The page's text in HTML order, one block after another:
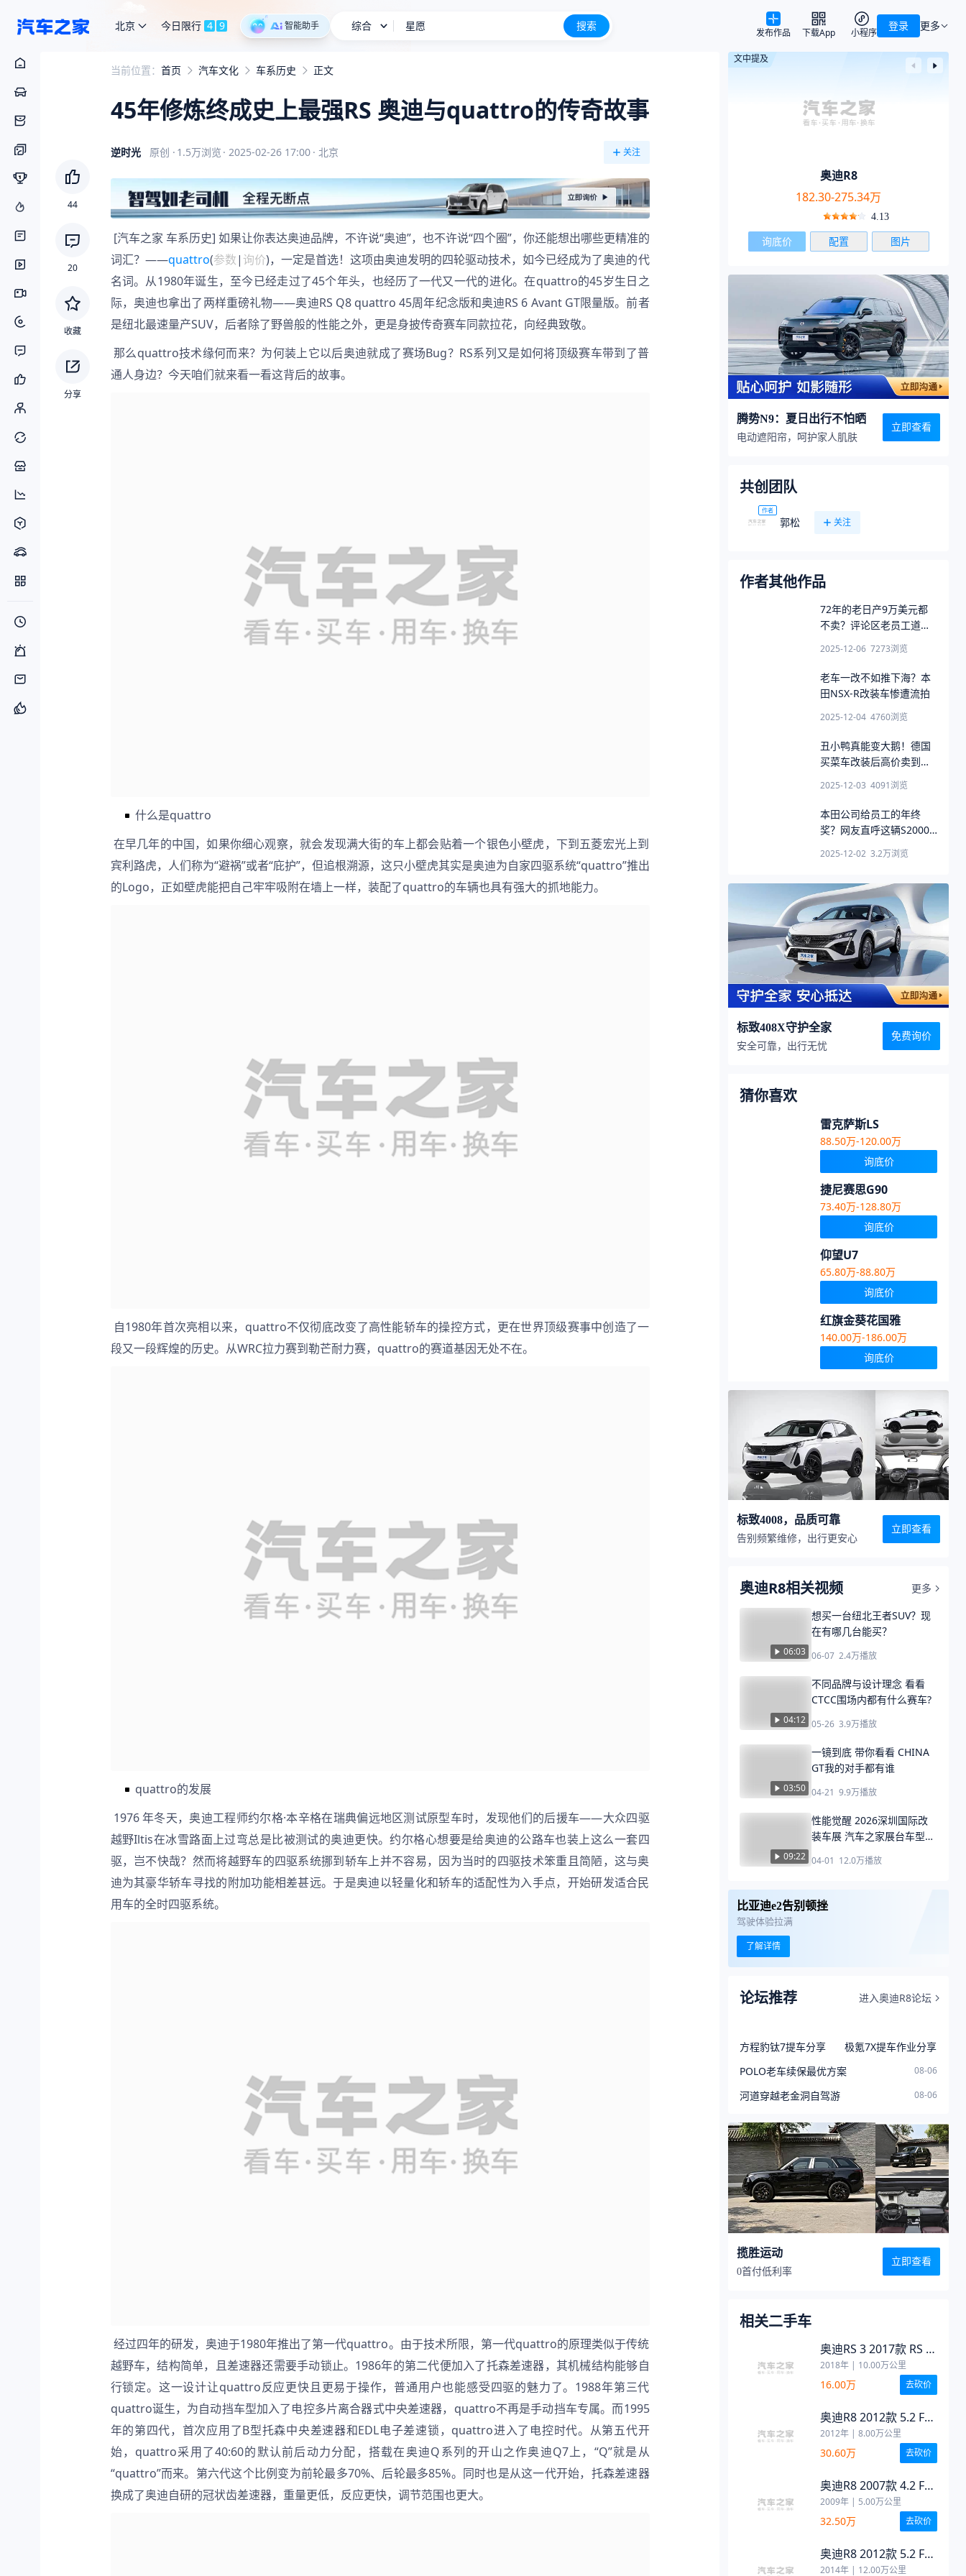
北京 今日限行 4 9 智能助手 综合 星愿 搜索 更多
登录
发布作品 下载App 小程序
44
20
收藏
分享
当前位置： 首页 汽车文化 车系历史 正文
45年修炼终成史上最强RS 奥迪与quattro的传奇故事
逆时光 原创 · 1.5万浏览 · 2025-02-26 17:00 · 北京 关注
词汇？——quattro(参数| 询价)，一定是首选！这项由奥迪发明的四轮驱动技术，如今已经成为了奥迪的代
名词。从1980年诞生，至今已经走过了45个年头，也经历了一代又一代的进化。在quattro的45岁生日之
际，奥迪也拿出了两样重磅礼物——奥迪RS Q8 quattro 45周年纪念版和奥迪RS 6 Avant GT限量版。前者
是纽北最速量产SUV，后者除了野兽般的性能之外，更是身披传奇赛车同款拉花，向经典致敬。
通人身边？今天咱们就来看一看这背后的故事。
什么是quattro
宾利路虎，人们称为“避祸”或者“庇护”，但追根溯源，这只小壁虎其实是奥迪为自家四驱系统“quattro”推出
的Logo，正如壁虎能把自己牢牢吸附在墙上一样，装配了quattro的车辆也具有强大的抓地能力。
段又一段辉煌的历史。从WRC拉力赛到勒芒耐力赛，quattro的赛道基因无处不在。
quattro的发展
越野Iltis在冰雪路面上过弯总是比被测试的奥迪更快。约尔格心想要是给奥迪的公路车也装上这么一套四
驱，岂不快哉？然而将越野车的四驱系统挪到轿车上并不容易，因为当时的四驱技术笨重且简陋，这与奥
迪为其豪华轿车寻找的附加功能相差甚远。于是奥迪以轻量化和轿车的适配性为入手点，开始研发适合民
用车的全时四驱系统。
越野车，结构简单，且差速器还需要手动锁止。1986年的第二代便加入了托森差速器，其机械结构能够自
行锁定。这一设计让quattro反应更快且更易于操作，普通用户也能感受四驱的魅力了。1988年第三代
quattro诞生，为自动挡车型加入了电控多片离合器式中央差速器，quattro不再是手动挡车专属。而1995
年的第四代，首次应用了B型托森中央差速器和EDL电子差速锁，quattro进入了电控时代。从第五代开
始，quattro采用了40:60的默认前后动力分配，搭载在奥迪Q系列的开山之作奥迪Q7上，“Q”就是从
“quattro”而来。第六代这个比例变为前轮最多70%、后轮最多85%。同时也是从这一代开始，托森差速器
换成了奥迪自研的冠状齿差速器，重量更低，反应更快，调节范围也更大。
文中提及
奥迪R8
182.30-275.34万
4.13
询底价 配置 图片
腾势N9：夏日出行不怕晒
电动遮阳帘，呵护家人肌肤
立即查看
共创团队
作者
郭松 关注
作者其他作品
72年的老日产9万美元都
不卖？评论区老员工道出
2025-12-06 7273浏览
老车一改不如推下海？本
田NSX-R改装车惨遭流拍
2025-12-04 4760浏览
丑小鸭真能变大鹅！德国
买菜车改装后高价卖到美
2025-12-03 4091浏览
本田公司给员工的年终
奖？网友直呼这辆S2000
2025-12-02 3.2万浏览
标致408X守护全家
安全可靠，出行无忧
免费询价
猜你喜欢
雷克萨斯LS
88.50万-120.00万
询底价
捷尼赛思G90
73.40万-128.80万
询底价
仰望U7
65.80万-88.80万
询底价
红旗金葵花国雅
140.00万-186.00万
询底价
标致4008，品质可靠
告别频繁维修，出行更安心
立即查看
奥迪R8相关视频 更多
06:03
想买一台纽北王者SUV？现
在有哪几台能买？
06-07 2.4万播放
04:12
不同品牌与设计理念 看看
CTCC围场内都有什么赛车?
05-26 3.9万播放
03:50
一镜到底 带你看看 CHINA
GT我的对手都有谁
04-21 9.9万播放
09:22
性能觉醒 2026深圳国际改
装车展 汽车之家展台车型盘
04-01 12.0万播放
比亚迪e2告别顿挫
驾驶体验拉满
了解详情
论坛推荐 进入奥迪R8论坛
方程豹钛7提车分享
极氪7X提车作业分享
POLO老车续保最优方案
08-06
河道穿越老金洞自驾游 08-06
揽胜运动
0首付低利率
立即查看
相关二手车
奥迪RS 3 2017款 RS 3
2.5T Limousine
2018年 | 10.00万公里
16.00万 去砍价
奥迪R8 2012款 5.2 FSI
quattro 限量版
2012年 | 8.00万公里
30.60万 去砍价
奥迪R8 2007款 4.2 FSI
quattro
2009年 | 5.00万公里
32.50万 去砍价
奥迪R8 2012款 5.2 FSI
quattro 限量版
2014年 | 12.00万公里